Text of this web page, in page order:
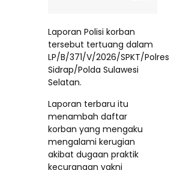
Laporan Polisi korban
tersebut tertuang dalam
LP/B/371/V/2026/SPKT/Polres
Sidrap/Polda Sulawesi
Selatan.
Laporan terbaru itu
menambah daftar
korban yang mengaku
mengalami kerugian
akibat dugaan praktik
kecurangan yakni